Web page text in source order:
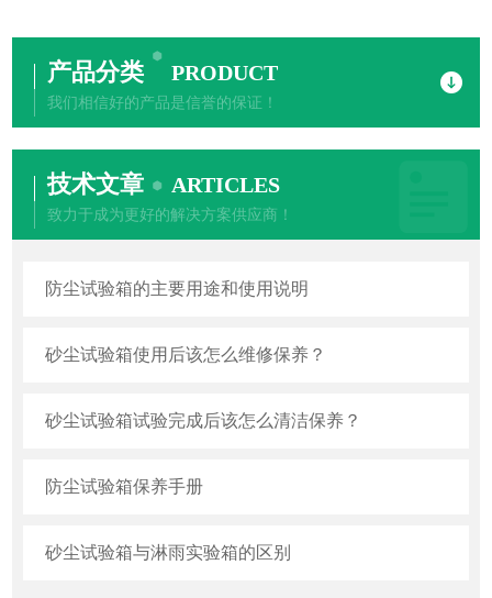
产品分类 PRODUCT
我们相信好的产品是信誉的保证！
技术文章 ARTICLES
致力于成为更好的解决方案供应商！
防尘试验箱的主要用途和使用说明
砂尘试验箱使用后该怎么维修保养？
砂尘试验箱试验完成后该怎么清洁保养？
防尘试验箱保养手册
砂尘试验箱与淋雨实验箱的区别